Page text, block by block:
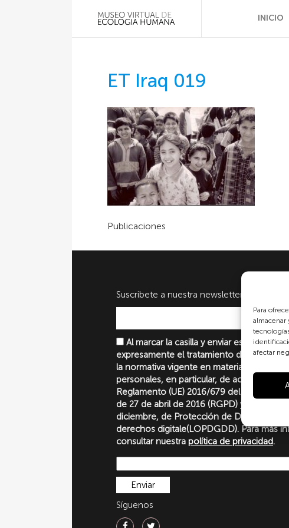
Para
almacenar
afectar
INICIO
ET Iraq 019
Publicaciones
Suscribete a nuestra newsletter
Al marcar la casilla y enviar este
expresamente el tratamiento de sus
la normativa vigente en materia de
personales, en particular, de acuerdo con
Reglamento (UE) 2016/679 del
de 27 de abril de 2016 (RGPD) y la Ley
diciembre, de Protección de Datos
derechos digitale(LOPDGDD). Para más
consultar nuestra política de privacidad.
Síguenos